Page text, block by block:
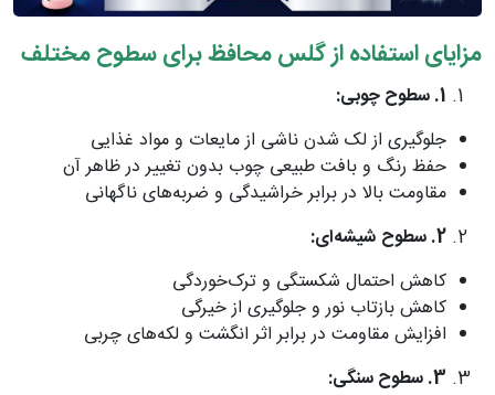
مزایای استفاده از گلس محافظ برای سطوح مختلف
1
.سطوح چوبی:
جلوگیری از لک شدن ناشی از مایعات و مواد غذایی
حفظ رنگ و بافت طبیعی چوب بدون تغییر در ظاهر آن
مقاومت بالا در برابر خراشیدگی و ضربه‌های ناگهانی
2
.سطوح شیشه‌ای:
کاهش احتمال شکستگی و ترک‌خوردگی
کاهش بازتاب نور و جلوگیری از خیرگی
افزایش مقاومت در برابر اثر انگشت و لکه‌های چربی
3
.سطوح سنگی: